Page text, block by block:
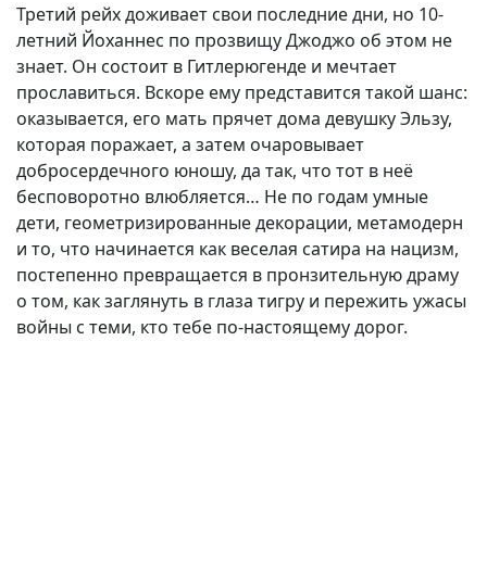
Третий рейх доживает свои последние дни, но 10-
летний Йоханнес по прозвищу Джоджо об этом не
знает. Он состоит в Гитлерюгенде и мечтает
прославиться. Вскоре ему представится такой шанс:
оказывается, его мать прячет дома девушку Эльзу,
которая поражает, а затем очаровывает
добросердечного юношу, да так, что тот в неё
бесповоротно влюбляется… Не по годам умные
дети, геометризированные декорации, метамодерн
и то, что начинается как веселая сатира на нацизм,
постепенно превращается в пронзительную драму
о том, как заглянуть в глаза тигру и пережить ужасы
войны с теми, кто тебе по-настоящему дорог.